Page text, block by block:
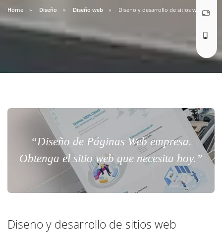
Home Diseño Diseño web Diseno y desarrollo de sitios web
“Diseño de Páginas Web empresa.
Obtenga el sitio web que necesita hoy.”
Diseno y desarrollo de sitios web